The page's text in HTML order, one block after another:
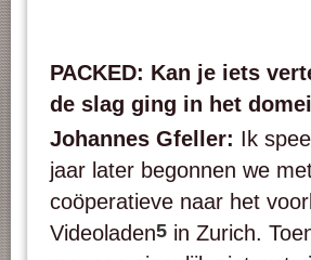
PACKED: Kan je iets
de slag ging in het
Johannes Gfeller: Ik
jaar later begonnen we
coöperatieve naar het
Videoladen5 in Zurich.